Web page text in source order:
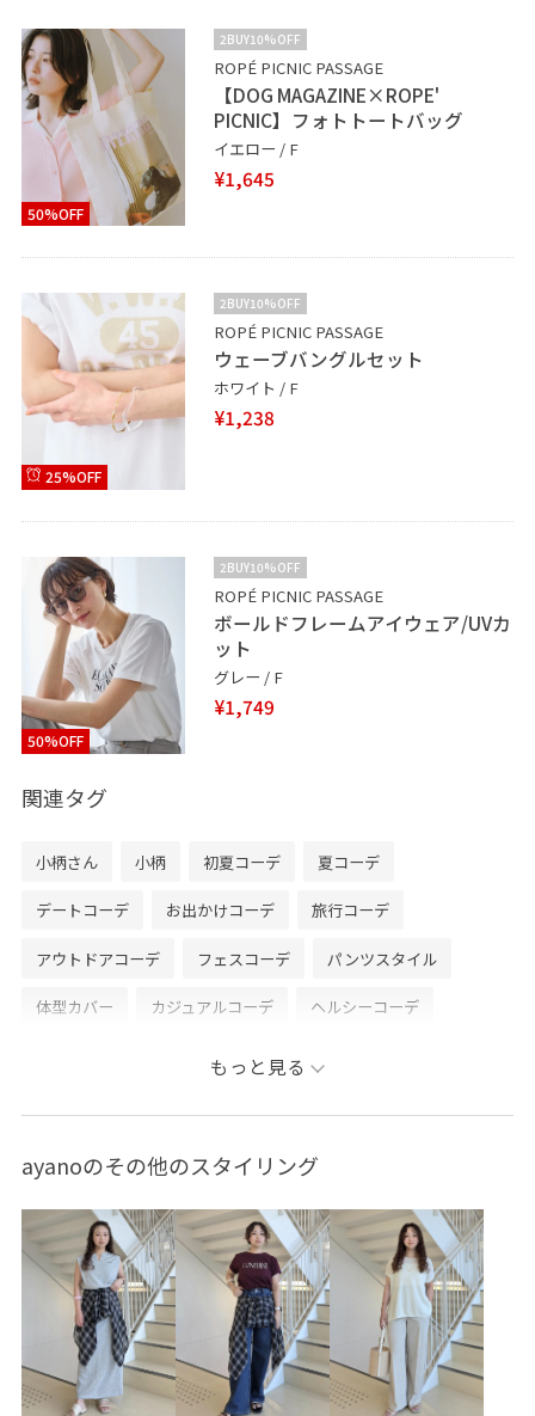
50%OFF
2BUY10%OFF
ROPÉ PICNIC PASSAGE
【DOG MAGAZINE×ROPE'
PICNIC】フォトトートバッグ
イエロー / F
¥1,645
25%OFF
2BUY10%OFF
ROPÉ PICNIC PASSAGE
ウェーブバングルセット
ホワイト / F
¥1,238
50%OFF
2BUY10%OFF
ROPÉ PICNIC PASSAGE
ボールドフレームアイウェア/UVカ
ット
グレー / F
¥1,749
関連タグ
小柄さん 小柄 初夏コーデ 夏コーデ
デートコーデ お出かけコーデ 旅行コーデ
アウトドアコーデ フェスコーデ パンツスタイル
体型カバー カジュアルコーデ ヘルシーコーデ
ROPÉ PICNIC
デニムパンツ トートバッグ
バンダナ/スカーフ アクセサリー バングル/リストバンド
GDH16230 GDS16060 GIA16240 GIN26020
GIX36080 GIZ06030 GIZ06180 26mother'sday
26RPUVCARE 26SS10 26SS10r 26SS15 26SS20
もっと見る
ayanoのその他のスタイリング